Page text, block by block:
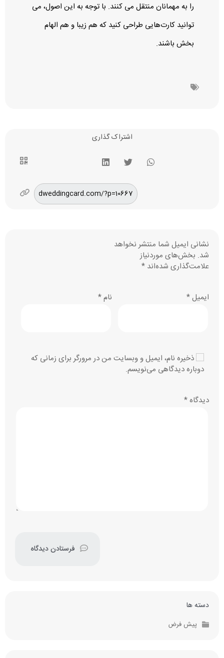
را به مهمانان منتقل می‌ کنند. با توجه به این اصول، می‌
توانید کارت‌هایی طراحی کنید که هم زیبا و هم الهام‌
بخش باشند.
اشتراک گذاری
نشانی ایمیل شما منتشر نخواهد
شد. بخش‌های موردنیاز
علامت‌گذاری شده‌اند *
نام* ایمیل*
ذخیره نام، ایمیل و وبسایت من در مرورگر برای زمانی که
دوباره دیدگاهی می‌نویسم.
دیدگاه*
دسته ها
پیش فرض